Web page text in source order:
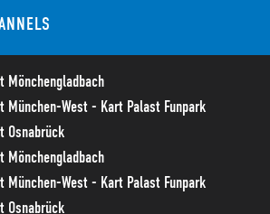
Mönchengladbach
München-West - Kart Palast Funpark
Osnabrück
Mönchengladbach
München-West - Kart Palast Funpark
Osnabrück